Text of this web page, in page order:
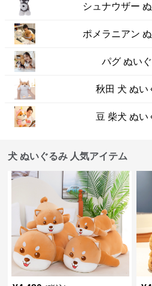
シュナウザー
ポメラニアン
パグ ぬい
秋田 犬 ぬい
豆 柴犬 ぬい
犬 ぬいぐるみ 人気アイテム